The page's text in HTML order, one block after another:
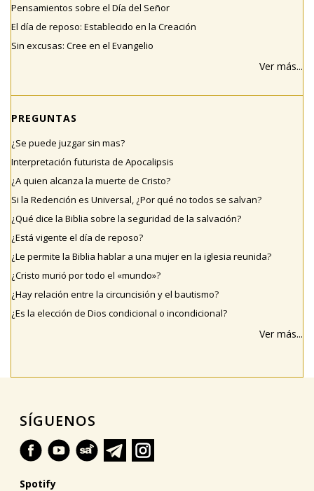
Pensamientos sobre el Día del Señor
El día de reposo: Establecido en la Creación
Sin excusas: Cree en el Evangelio
Ver más...
PREGUNTAS
¿Se puede juzgar sin mas?
Interpretación futurista de Apocalipsis
¿A quien alcanza la muerte de Cristo?
Si la Redención es Universal, ¿Por qué no todos se salvan?
¿Qué dice la Biblia sobre la seguridad de la salvación?
¿Está vigente el día de reposo?
¿Le permite la Biblia hablar a una mujer en la iglesia reunida?
¿Cristo murió por todo el «mundo»?
¿Hay relación entre la circuncisión y el bautismo?
¿Es la elección de Dios condicional o incondicional?
Ver más...
SÍGUENOS
Spotify